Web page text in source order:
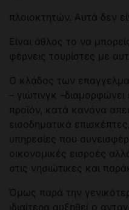
πλοιοκτητών. Αυτά δεν
Είναι άθλος το να
φέρνεις τουρίστες με
Ο κλάδος των
– γιώτινγκ
προϊόν, κατά κανόνα
εισοδηματικά
υπηρεσίες που
οικονομικές εισροές
στις νησιώτικες και
Όμως παρά την
ιδιαίτερα αυξηθεί ο